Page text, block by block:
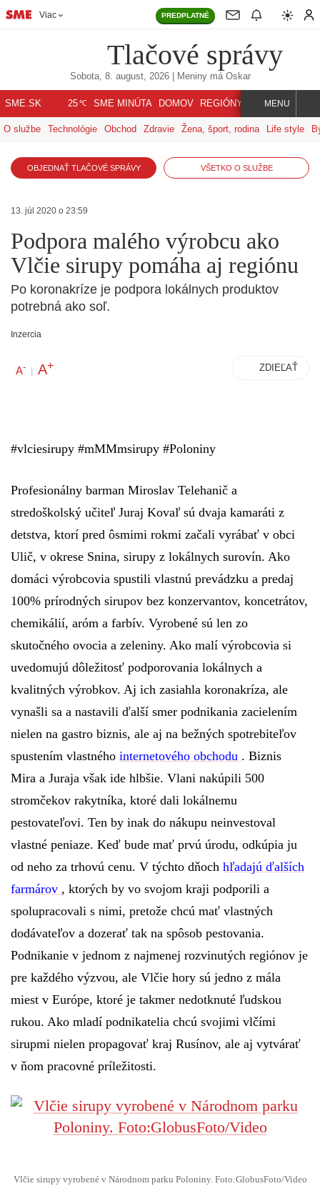
Viac PREDPLATNÉ
Tlačové správy
Sobota, 8. august, 2026| Meniny má Oskar
SME.SK 25℃ SME MINÚTA DOMOV REGIÓNY INDEX SVET
MENU
O službe Technológie Obchod Zdravie Žena, šport, rodina Life style
OBJEDNAŤ TLAČOVÉ SPRÁVY VŠETKO O SLUŽBE
13. júl 2020 o 23:59
Podpora malého výrobcu ako
Vlčie sirupy pomáha aj regiónu
Po koronakríze je podpora lokálnych produktov
potrebná ako soľ.
Inzercia
A- | A+ ZDIEĽAŤ
#vlciesirupy #mMMmsirupy #Poloniny
Profesionálny barman Miroslav Telehanič a
stredoškolský učiteľ Juraj Kovaľ sú dvaja kamaráti z
detstva, ktorí pred ôsmimi rokmi začali vyrábať v obci
Ulič, v okrese Snina, sirupy z lokálnych surovín. Ako
domáci výrobcovia spustili vlastnú prevádzku a predaj
100% prírodných sirupov bez konzervantov, koncetrátov,
chemikálií, aróm a farbív. Vyrobené sú len zo
skutočného ovocia a zeleniny. Ako malí výrobcovia si
uvedomujú dôležitosť podporovania lokálnych a
kvalitných výrobkov. Aj ich zasiahla koronakríza, ale
vynašli sa a nastavili ďalší smer podnikania zacielením
nielen na gastro biznis, ale aj na bežných spotrebiteľov
spustením vlastného internetového obchodu . Biznis
Mira a Juraja však ide hlbšie. Vlani nakúpili 500
stromčekov rakytníka, ktoré dali lokálnemu
pestovateľovi. Ten by inak do nákupu neinvestoval
vlastné peniaze. Keď bude mať prvú úrodu, odkúpia ju
od neho za trhovú cenu. V týchto dňoch hľadajú ďalších
farmárov , ktorých by vo svojom kraji podporili a
spolupracovali s nimi, pretože chcú mať vlastných
dodávateľov a dozerať tak na spôsob pestovania.
Podnikanie v jednom z najmenej rozvinutých regiónov je
pre každého výzvou, ale Vlčie hory sú jedno z mála
miest v Európe, ktoré je takmer nedotknuté ľudskou
rukou. Ako mladí podnikatelia chcú svojimi vlčími
sirupmi nielen propagovať kraj Rusínov, ale aj vytvárať
v ňom pracovné príležitosti.
Vlčie sirupy vyrobené v Národnom parku Poloniny. Foto:GlobusFoto/Video